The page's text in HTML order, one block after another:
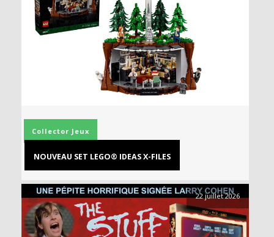
Collector Jeux
NOUVEAU SET LEGO® IDEAS X-FILES
22 juillet 2026